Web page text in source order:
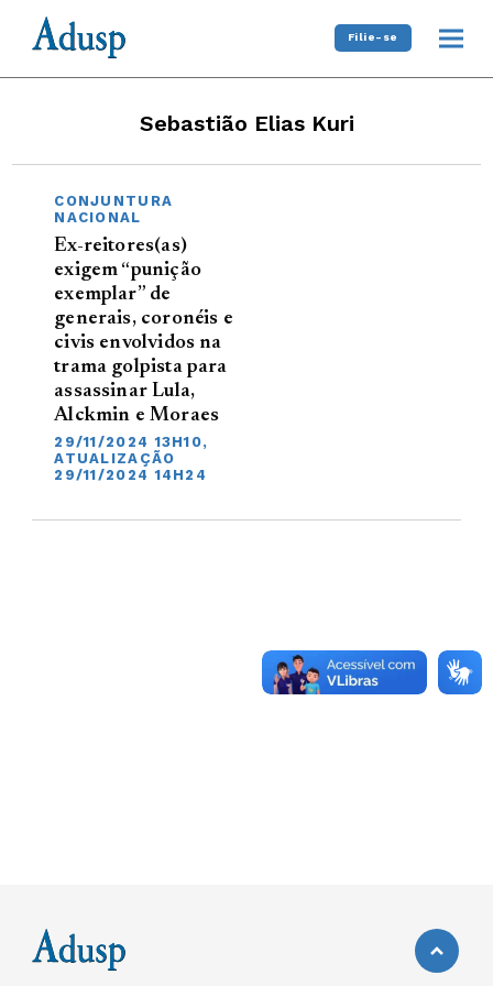
Filie-se
Sebastião Elias Kuri
CONJUNTURA
NACIONAL
Ex-reitores(as)
exigem “punição
exemplar” de
generais, coronéis e
civis envolvidos na
trama golpista para
assassinar Lula,
Alckmin e Moraes
29/11/2024 13H10,
ATUALIZAÇÃO
29/11/2024 14H24